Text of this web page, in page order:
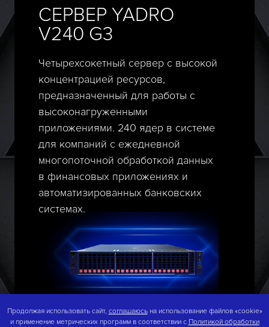
Продолжая использовать сайт, соглашаюсьна использование файлов «cookie»
и применение метрических программ в соответствии с Политикой обработки
Продолжая использовать сайт, соглашаюсьна использование файлов «cookie»
и применение метрических программ в соответствии с Политикой обработки
СЕРВЕР YADRO
V240 G3
Четырехсокетный сервер с высокой
концентрацией ресурсов,
предназначенный для работы с
высоконагруженными
приложениями. 240 ядер в системе
для компаний с ежедневной
многопоточной обработкой данных
в финансовых приложениях и
автоматизированных банковских
системах.
Познакомьтесь с V240 G3